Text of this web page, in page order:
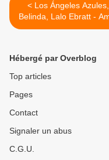
< Los Ángeles Azules,
Belinda, Lalo Ebratt -
A Primera Vista ft.
Hébergé par Overblog
Top articles
Pages
Contact
Signaler un abus
C.G.U.